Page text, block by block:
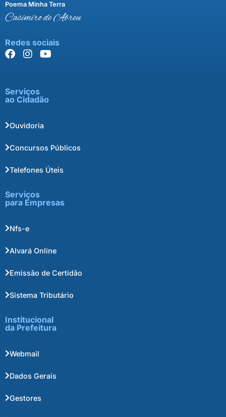
Poema Minha Terra
Casimiro de Abreu
Redes sociais
Serviços
ao Cidadão
Ouvidoria
Concursos Públicos
Telefones Úteis
Serviços
para Empresas
Nfs-e
Alvará Online
Emissão de Certidão
Sistema Tributário
Institucional
da Prefeitura
Webmail
Dados Gerais
Gestores